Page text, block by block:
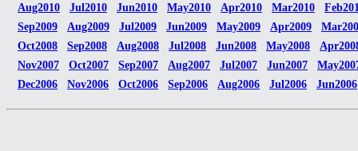
Aug2010
Jul2010 Jun2010 May2010 Apr2010 Mar2010
Sep2009
Aug2009 Jul2009 Jun2009 May2009 Apr2009
Oct2008
Sep2008 Aug2008 Jul2008 Jun2008 May2008
Nov2007
Oct2007 Sep2007 Aug2007 Jul2007 Jun2007
Dec2006
Nov2006 Oct2006 Sep2006 Aug2006 Jul2006 Jun2006